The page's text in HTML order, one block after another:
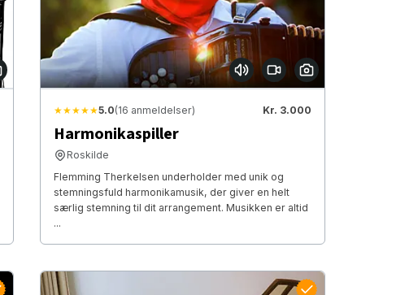
★★★★★5.0(16 anmeldelser) Kr. 3.000
Harmonikaspiller
Roskilde
Flemming Therkelsen underholder med unik og
stemningsfuld harmonikamusik, der giver en helt
særlig stemning til dit arrangement. Musikken er altid
...